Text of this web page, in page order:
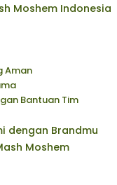
Moshem Indonesia
Aman
Bantuan Tim
dengan Brandmu
Moshem